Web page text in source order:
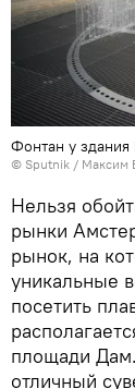
Фонтан у здания
© Sputnik / Максим
Нельзя
рынки
рынок, на
уникальные
посетить
площади
отличный